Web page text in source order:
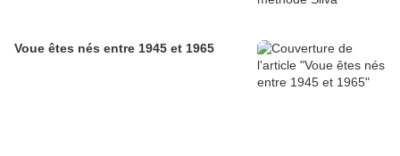
Voue êtes nés entre 1945 et 1965